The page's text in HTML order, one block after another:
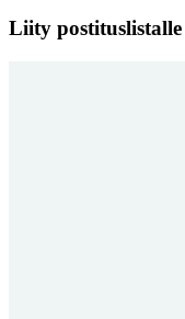
Liity postituslistalle